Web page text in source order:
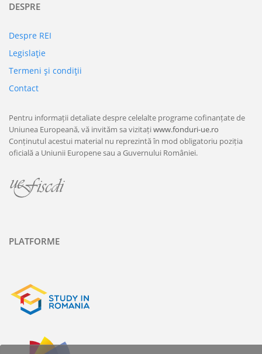
DESPRE
Despre REI
Legislaţie
Termeni şi condiţii
Contact
Pentru informații detaliate despre celelalte programe cofinanțate de
Uniunea Europeană, vă invităm sa vizitațiwww.fonduri-ue.ro
Conținutul acestui material nu reprezintă în mod obligatoriu poziția
oficială a Uniunii Europene sau a Guvernului României.
PLATFORME